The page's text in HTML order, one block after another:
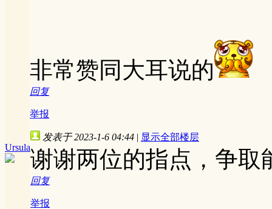
非常赞同大耳说的
回复
举报
Ursula
发表于 2023-1-6 04:44 | 显示全部楼层
谢谢两位的指点，争取
回复
举报